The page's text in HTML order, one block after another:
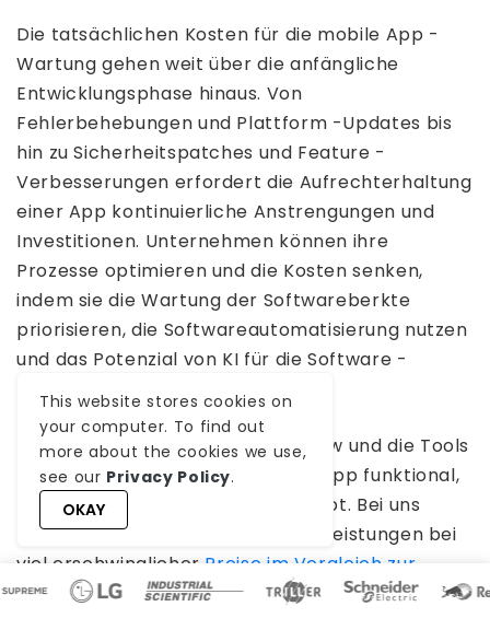
Die tatsächlichen Kosten für die mobile App -
Wartung gehen weit über die anfängliche
Entwicklungsphase hinaus. Von
Fehlerbehebungen und Plattform -Updates bis
hin zu Sicherheitspatches und Feature -
Verbesserungen erfordert die Aufrechterhaltung
einer App kontinuierliche Anstrengungen und
Investitionen. Unternehmen können ihre
Prozesse optimieren und die Kosten senken,
indem sie die Wartung der Softwareberkte
priorisieren, die Softwareautomatisierung nutzen
und das Potenzial von KI für die Software -
Wartung untersuchen.
WeblineIndia bietet das Know -how und die Tools
an, um sicherzustellen, dass Ihre App funktional,
sicher und wettbewerbsfähig bleibt. Bei uns
erhalten Sie professionelle Dienstleistungen bei
viel erschwinglicher Preise im Vergleich zur
firmeneigenen Wartung. Besuchen Sie
This website stores cookies on
your computer. To find out
more about the cookies we use,
see our Privacy Policy.
OKAY